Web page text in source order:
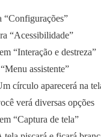
“Configurações”
“Acessibilidade”
“Interação e destreza”
assistente”
círculo aparecerá na
verá diversas opções
“Captura de tela”